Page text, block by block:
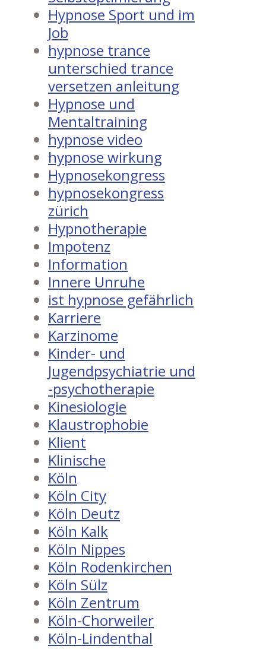
Hypnose Sport und im
Job
hypnose trance
unterschied trance
versetzen anleitung
Hypnose und
Mentaltraining
hypnose video
hypnose wirkung
Hypnosekongress
hypnosekongress
zürich
Hypnotherapie
Impotenz
Information
Innere Unruhe
ist hypnose gefährlich
Karriere
Karzinome
Kinder- und
Jugendpsychiatrie und
-psychotherapie
Kinesiologie
Klaustrophobie
Klient
Klinische
Köln
Köln City
Köln Deutz
Köln Kalk
Köln Nippes
Köln Rodenkirchen
Köln Sülz
Köln Zentrum
Köln-Chorweiler
Köln-Lindenthal